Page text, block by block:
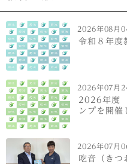
2026年08月
令和８年度
2026年07月
2026年度
ンプを開催
2026年07月
吃音（きつ